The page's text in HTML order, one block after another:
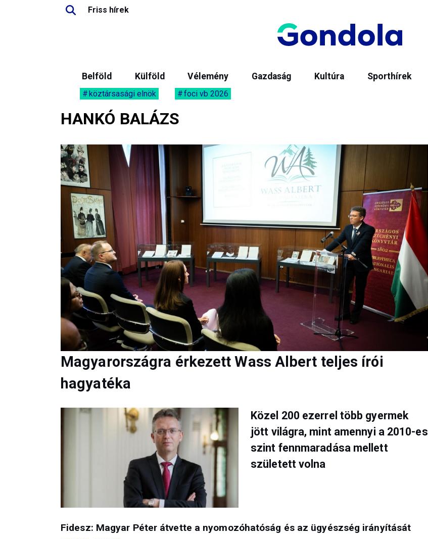
Friss hírek
Belföld Külföld Vélemény Gazdaság Kultúra Sporthírek
köztársasági elnök foci vb 2026
HANKÓ BALÁZS
Magyarországra érkezett Wass Albert teljes írói
hagyatéka
Közel 200 ezerrel több gyermek
jött világra, mint amennyi a 2010-es
szint fennmaradása mellett
született volna
Fidesz: Magyar Péter átvette a nyomozóhatóság és az ügyészség irányítását